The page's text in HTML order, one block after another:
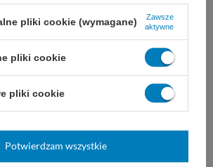
skłonnej do
ml
10,00 zł
Alkoholowy preparat do
higienicznej i chirurgicznej
dezynfekcji rąk i skóry.
250 ml 500 ml 1 L 5 L
22,00 zł
pliki cookie (wymagane)
Zawsze
aktywne
pliki cookie
pliki cookie
Potwierdzam wszystkie